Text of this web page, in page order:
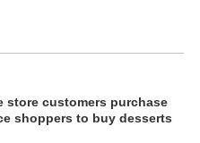
store customers purchase
shoppers to buy desserts